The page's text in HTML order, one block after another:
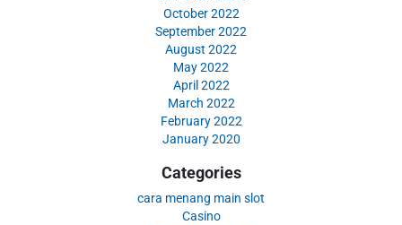
October 2022
September 2022
August 2022
May 2022
April 2022
March 2022
February 2022
January 2020
Categories
cara menang main slot
Casino